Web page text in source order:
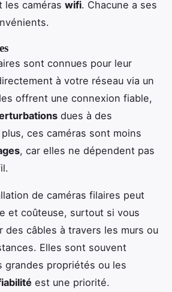
les caméras wifi. Chacune a ses
sont connues pour leur
à votre réseau via un
offrent une connexion fiable,
dues à des
ces caméras sont moins
, car elles ne dépendent pas
de caméras filaires peut
et coûteuse, surtout si vous
des câbles à travers les murs ou
Elles sont souvent
grandes propriétés ou les
est une priorité.